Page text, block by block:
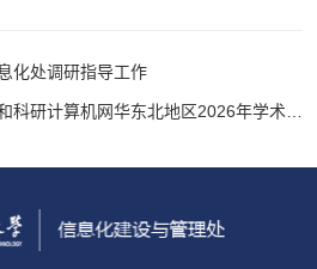
化处调研指导工作
科研计算机网华东北地区2026年学术年